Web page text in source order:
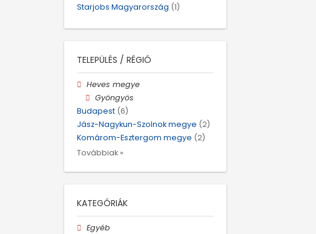
Starjobs Magyarország (1)
TELEPÜLÉS / RÉGIÓ
Heves megye
Gyöngyös
Budapest (6)
Jász-Nagykun-Szolnok megye (2)
Komárom-Esztergom megye (2)
Továbbiak »
KATEGÓRIÁK
Egyéb